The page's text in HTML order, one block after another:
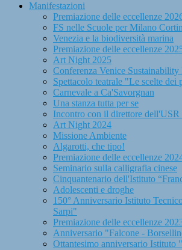
Manifestazioni
Premiazione delle eccellenze
FS nelle Scuole per Milano
Venezia e la biodiversità marina
Premiazione delle eccellenze
Art Night 2025
Conferenza Venice Sustainability
Spettacolo teatrale "Le scelte dei
Carnevale a Ca'Savorgnan
Una stanza tutta per se
Incontro con il direttore dell'USR
Art Night 2024
Missione Ambiente
Algarotti, che tipo!
Premiazione delle eccellenze
Seminario sulla calligrafia cinese
Cinquantenario dell'Istituto
Adolescenti e droghe
150° Anniversario Istituto
Sarpi"
Premiazione delle eccellenze
Anniversario "Falcone -
Ottantesimo anniversario Istituto